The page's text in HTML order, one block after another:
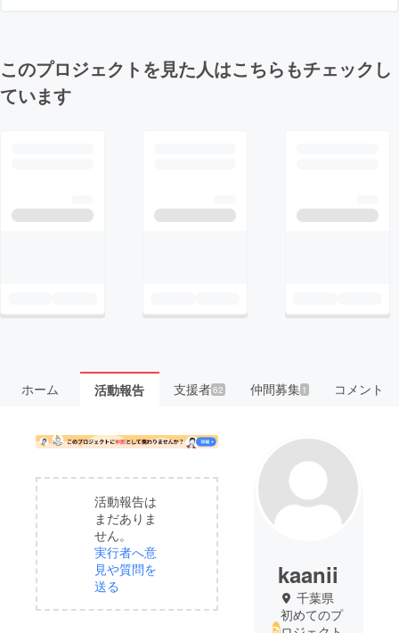
このプロジェクトを見た人はこちらもチェックし
ています
ホーム 活動報告 支援者62 仲間募集 1 コメント
活動報告は
まだありま
せん。
実行者へ意
見や質問を
送る
kaanii
千葉県
初めてのプ